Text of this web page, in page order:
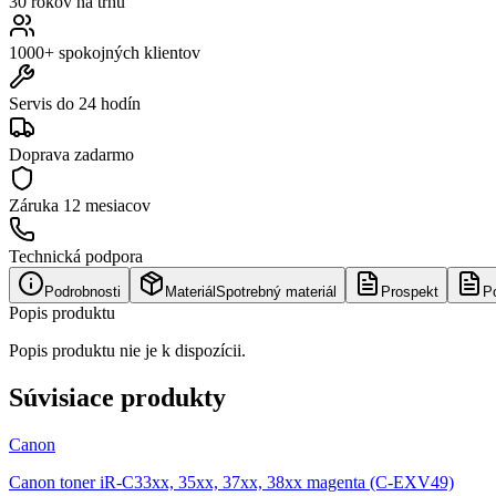
1000+ spokojných klientov
Servis do 24 hodín
Doprava zadarmo
Záruka 12 mesiacov
Technická podpora
Podrobnosti Materiál Spotrebný materiál Prospekt
Popis produktu
Popis produktu nie je k dispozícii.
Súvisiace produkty
Canon
Canon toner iR-C33xx, 35xx, 37xx, 38xx magenta (C-EXV49)